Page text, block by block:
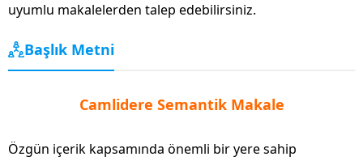
uyumlu makalelerden talep edebilirsiniz.
Başlık Metni
Camlidere Semantik Makale
Özgün içerik kapsamında önemli bir yere sahip